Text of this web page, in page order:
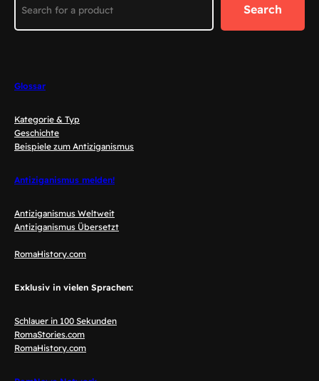
Search
Glossar
Kategorie & Typ
Geschichte
Beispiele zum Antiziganismus
Antiziganismus melden!
Antiziganismus Weltweit
Antiziganismus Übersetzt
RomaHistory.com
Exklusiv in vielen Sprachen:
Schlauer in 100 Sekunden
RomaStories.com
RomaHistory.com